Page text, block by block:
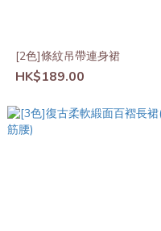
[2色]條紋吊帶連身裙
HK$189.00